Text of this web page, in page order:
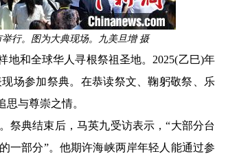
行。图为大典现场。九美旦增 摄
地和全球华人寻根祭祖圣地。2025(乙巳)年
场参加祭典。在恭读祭文、鞠躬敬祭、乐
与尊崇之情。
祭典结束后，马英九受访表示，“大部分台
一部分”。他期许海峡两岸年轻人能通过参